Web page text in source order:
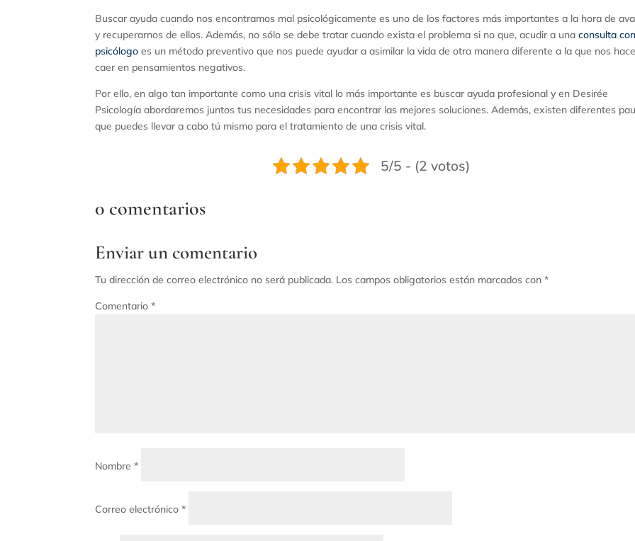
Buscar ayuda cuando nos encontramos mal psicológicamente es uno de los factores más importantes a la hora de
y recuperarnos de ellos. Además, no sólo se debe tratar cuando exista el problema si no que, acudir a unaconsulta con
psicólogo es un método preventivo que nos puede ayudar a asimilar la vida de otra manera diferente a la que nos hace
caer en pensamientos negativos.
Por ello, en algo tan importante como una crisis vital lo más importante es buscar ayuda profesional y en Desirée
Psicología abordaremos juntos tus necesidades para encontrar las mejores soluciones. Además, existen diferentes
que puedes llevar a cabo tú mismo para el tratamiento de una crisis vital.
5/5 - (2 votos)
0 comentarios
Enviar un comentario
Tu dirección de correo electrónico no será publicada. Los campos obligatorios están marcados con*
Comentario*
Nombre*
Correo electrónico*